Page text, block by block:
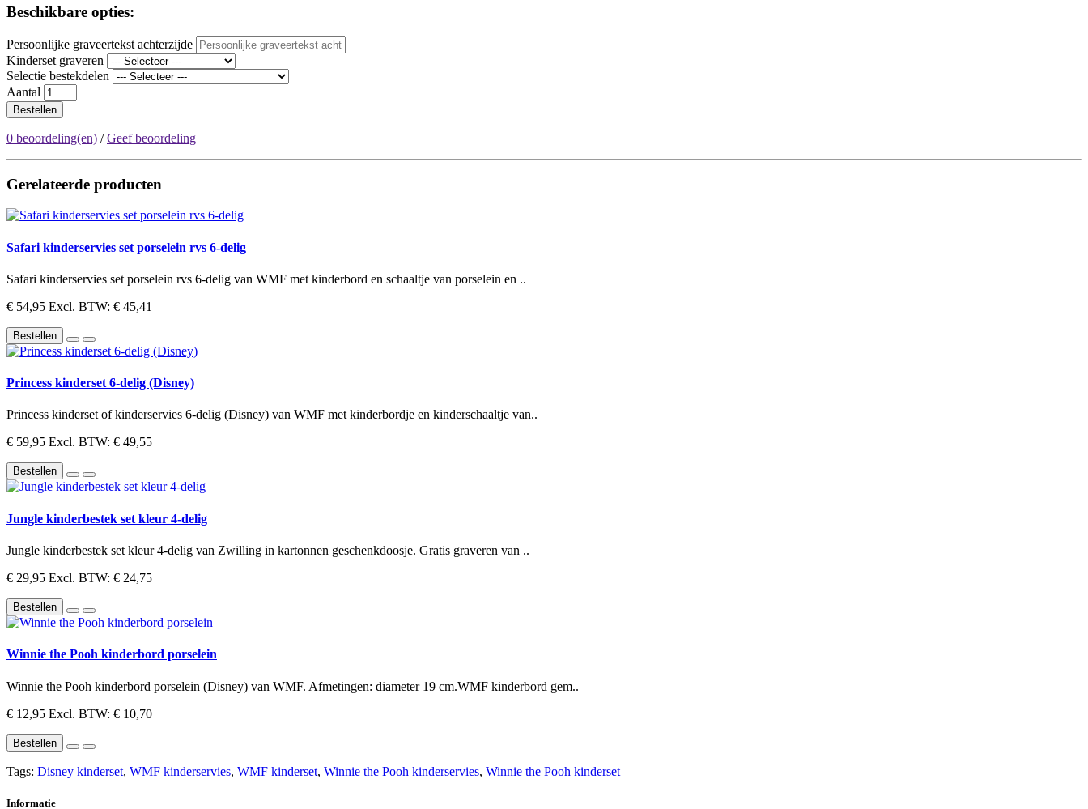
Beschikbare opties:
Persoonlijke graveertekst achterzijde
Kinderset graveren
Selectie bestekdelen
Aantal
Bestellen
0 beoordeling(en) /Geef beoordeling
Gerelateerde producten
Safari kinderservies set porselein rvs 6-delig
Safari kinderservies set porselein rvs 6-delig van WMF met kinderbord en schaaltje van porselein en ..
€ 54,95 Excl. BTW: € 45,41
Bestellen
Princess kinderset 6-delig (Disney)
Princess kinderset of kinderservies 6-delig (Disney) van WMF met kinderbordje en kinderschaaltje van..
€ 59,95 Excl. BTW: € 49,55
Bestellen
Jungle kinderbestek set kleur 4-delig
Jungle kinderbestek set kleur 4-delig van Zwilling in kartonnen geschenkdoosje. Gratis graveren van ..
€ 29,95 Excl. BTW: € 24,75
Bestellen
Winnie the Pooh kinderbord porselein
Winnie the Pooh kinderbord porselein (Disney) van WMF. Afmetingen: diameter 19 cm.WMF kinderbord gem..
€ 12,95 Excl. BTW: € 10,70
Bestellen
Tags: Disney kinderset, WMF kinderservies, WMF kinderset, Winnie the Pooh kinderservies, Winnie the Pooh kinderset
Informatie